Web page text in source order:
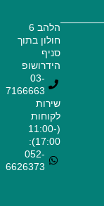
הלהב 6
חולון בתוך
סניף
הידרושופ
03-
7166663
שירות
לקוחות
(11:00-
17:00):
052-
6626373